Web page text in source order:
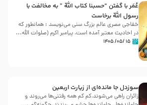
عُمَر با گفتن “حسبنا كتاب اللّه ” به مخالفت با
رسول اللّه برخاست
خفاجی مصری عالم بزرگ سنی می‌نویسد : همانطور که
در احادیث معتبر آمده است، پیامبر اکرم (صلوات اللّه...
۱۵ /۰۵/ ۱۴۰۵
سوزدل جا مانده‌ای از زیارت اربعین
زائران راهی می‌شوند،کم‌ کم همه رفتنی‌ها می‌روند و